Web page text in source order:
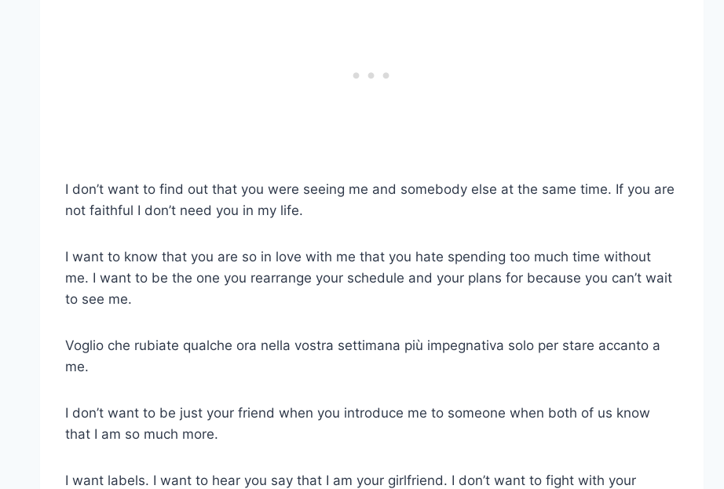
I don’t want to find out that you were seeing me and somebody else at the same time. If you are
not faithful I don’t need you in my life.
I want to know that you are so in love with me that you hate spending too much time without
me. I want to be the one you rearrange your schedule and your plans for because you can’t wait
to see me.
Voglio che rubiate qualche ora nella vostra settimana più impegnativa solo per stare accanto a
me.
I don’t want to be just your friend when you introduce me to someone when both of us know
that I am so much more.
I want labels. I want to hear you say that I am your girlfriend. I don’t want to fight with your